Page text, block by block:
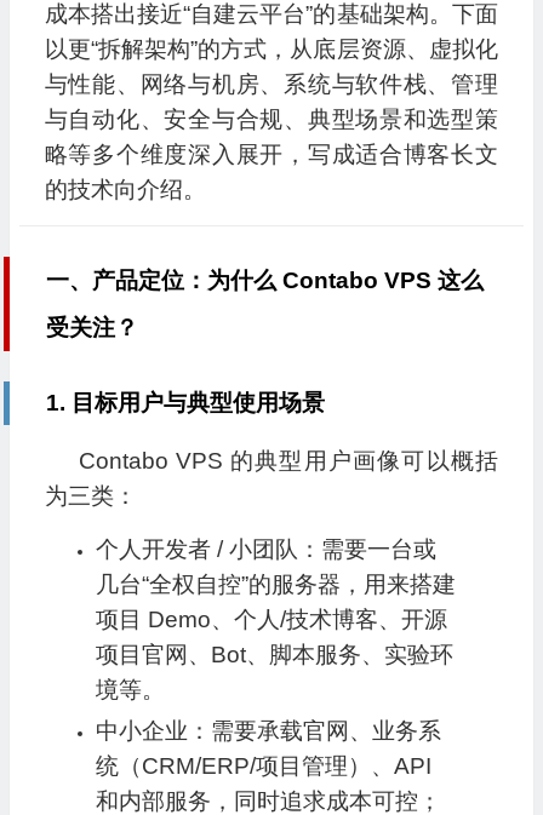
成本搭出接近“自建云平台”的基础架构。下面
以更“拆解架构”的方式，从底层资源、虚拟化
与性能、网络与机房、系统与软件栈、管理
与自动化、安全与合规、典型场景和选型策
略等多个维度深入展开，写成适合博客长文
的技术向介绍。
一、产品定位：为什么 Contabo VPS 这么
受关注？
1. 目标用户与典型使用场景
Contabo VPS 的典型用户画像可以概括
为三类：
个人开发者 / 小团队：需要一台或
几台“全权自控”的服务器，用来搭建
项目 Demo、个人/技术博客、开源
项目官网、Bot、脚本服务、实验环
境等。
中小企业：需要承载官网、业务系
统（CRM/ERP/项目管理）、API
和内部服务，同时追求成本可控；